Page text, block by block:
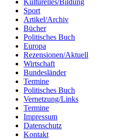
Sport
Artikel/Archiv
Bücher
Politisches Buch
Europa
Rezensionen/Aktuell
Wirtschaft
Bundesländer
Termine
Politisches Buch
Vernetzung/Links
Termine
Impressum
Datenschutz
Kontakt